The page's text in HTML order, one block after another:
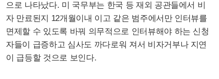
으로 나타났다. 미 국무부는 한국 등 재외 공관들에서 비
자 만료된지 12개월이내 이고 같은 범주에서만 인터뷰를
면제할 수 있도록 바꿔 의무적으로 인터뷰해야 하는 신청
자들이 급증하고 심사도 까다로워 져서 비자거부나 지연
이 급등할 것으로 보인다.